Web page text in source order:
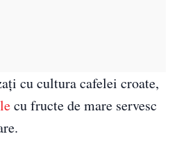
cu cultura cafelei croate,
cu fructe de mare servesc